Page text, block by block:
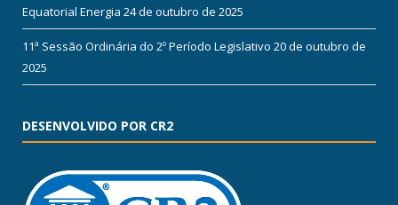
Equatorial Energia 24 de outubro de 2025
11ª Sessão Ordinária do 2º Período Legislativo 20 de outubro de
2025
DESENVOLVIDO POR CR2